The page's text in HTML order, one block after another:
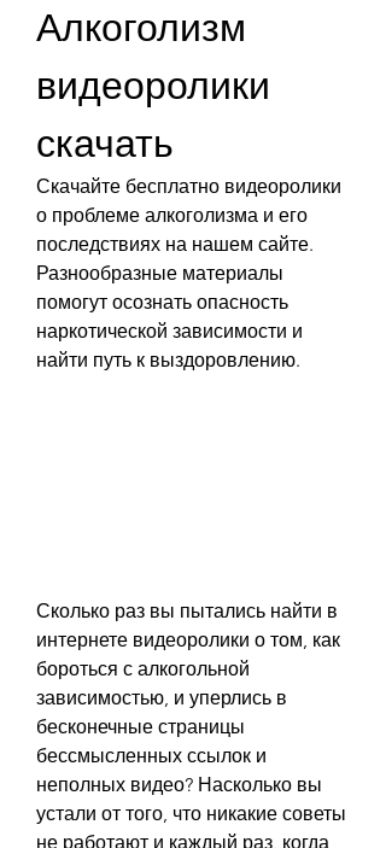
Алкоголизм
видеоролики
скачать
Скачайте бесплатно видеоролики
о проблеме алкоголизма и его
последствиях на нашем сайте.
Разнообразные материалы
помогут осознать опасность
наркотической зависимости и
найти путь к выздоровлению.
Сколько раз вы пытались найти в
интернете видеоролики о том, как
бороться с алкогольной
зависимостью, и уперлись в
бесконечные страницы
бессмысленных ссылок и
неполных видео? Насколько вы
устали от того, что никакие советы
не работают и каждый раз, когда